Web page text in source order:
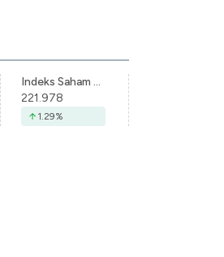
Indeks Saham Syariah Indonesia
221.978
1.29%